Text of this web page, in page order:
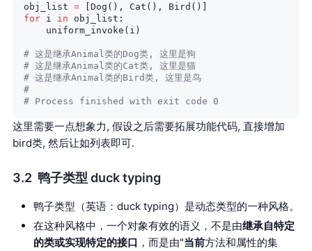
obj_list = [Dog(), Cat(), Bird()]
for i in obj_list:
    uniform_invoke(i)
# 这是继承Animal类的Dog类, 这里是狗
# 这是继承Animal类的Cat类, 这里是猫
# 这是继承Animal类的Bird类, 这里是鸟
#
# Process finished with exit code 0
这里需要一点想象力, 假设之后需要拓展功能代码, 直接增加
bird类, 然后让如列表即可.
鸭子类型 duck typing
鸭子类型（英语：duck typing）是动态类型的一种风格。
在这种风格中，一个对象有效的语义，不是由继承自特定
的类或实现特定的接口 ，而是由"当前方法和属性的集